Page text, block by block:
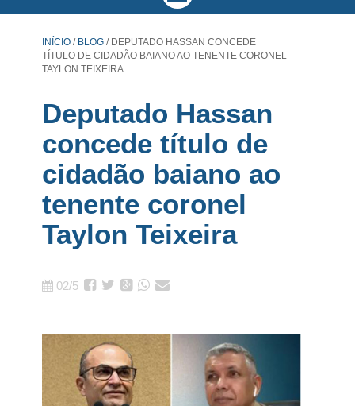
INÍCIO / BLOG /DEPUTADO HASSAN CONCEDE
TÍTULO DE CIDADÃO BAIANO AO TENENTE CORONEL
TAYLON TEIXEIRA
Deputado Hassan
concede título de
cidadão baiano ao
tenente coronel
Taylon Teixeira
02/5